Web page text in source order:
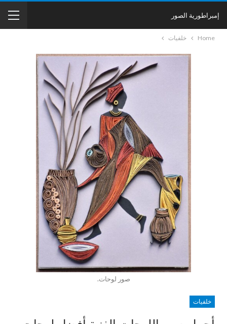
إمبراطورية الصور
Home خلفيات
صور لوحات.
خلفيات